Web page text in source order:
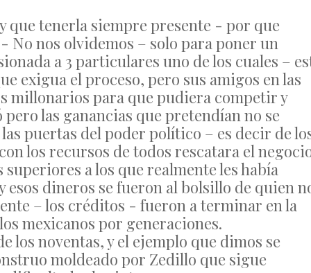
que tenerla siempre presente - por que
No nos olvidemos – solo para poner un
a 3 particulares uno de los cuales –
exigua el proceso, pero sus amigos en las
millonarios para que pudiera competir y
las ganancias que pretendían no se
puertas del poder político – es decir de
los recursos de todos rescatara el
a los que realmente les había
dineros se fueron al bolsillo de quien
– los créditos - fueron a terminar en la
mexicanos por generaciones.
los noventas, y el ejemplo que dimos se
moldeado por Zedillo que sigue